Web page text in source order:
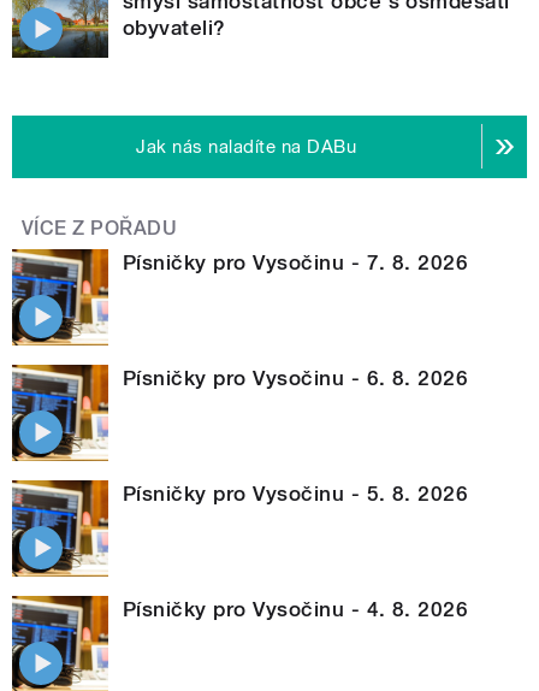
obyvateli?
Jak nás naladíte na DABu
VÍCE Z POŘADU
Písničky pro Vysočinu - 7. 8. 2026
Písničky pro Vysočinu - 6. 8. 2026
Písničky pro Vysočinu - 5. 8. 2026
Písničky pro Vysočinu - 4. 8. 2026